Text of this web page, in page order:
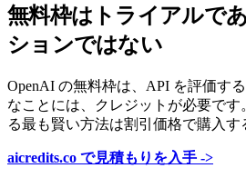
無料枠はトライアルで
ションではない
OpenAI の無料枠は、API を評価す
なことには、クレジットが必要で
る最も賢い方法は割引価格で購入す
aicredits.co で見積もりを入手 ->